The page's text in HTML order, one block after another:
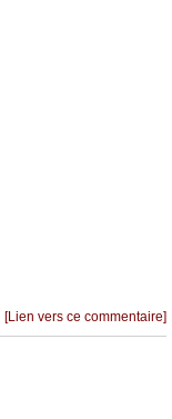
[Lien vers ce commentaire]